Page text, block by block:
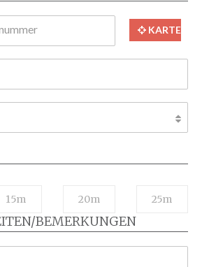
KARTE
15m 20m 25m
BEMERKUNGEN